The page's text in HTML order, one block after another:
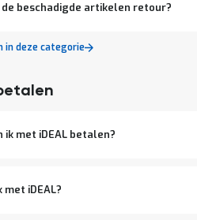
beschadigde artikelen retour?
in deze categorie
ik met iDEAL betalen?
iDEAL?